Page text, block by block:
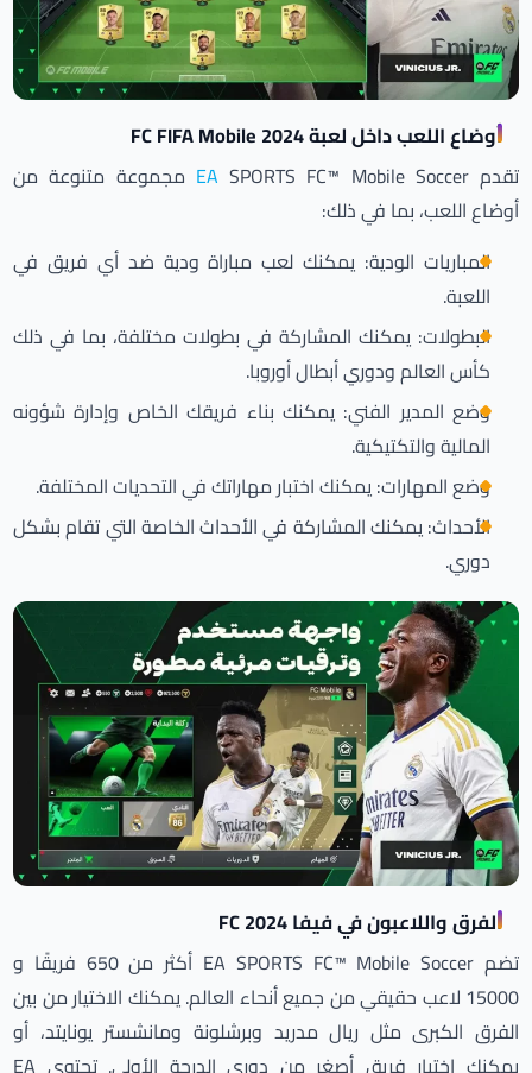
أوضاع اللعب داخل لعبة FC FIFA Mobile 2024
تقدم
EA SPORTS FC™ Mobile Soccer مجموعة متنوعة من
أوضاع اللعب، بما في ذلك:
المباريات الودية: يمكنك لعب مباراة ودية ضد أي فريق في
اللعبة.
البطولات: يمكنك المشاركة في بطولات مختلفة، بما في ذلك
كأس العالم ودوري أبطال أوروبا.
وضع المدير الفني: يمكنك بناء فريقك الخاص وإدارة شؤونه
المالية والتكتيكية.
وضع المهارات: يمكنك اختبار مهاراتك في التحديات المختلفة.
الأحداث: يمكنك المشاركة في الأحداث الخاصة التي تقام بشكل
دوري.
الفرق واللاعبون في فيفا 2024 FC
تضم EA SPORTS FC™ Mobile Soccer أكثر من 650 فريقًا و
15000 لاعب حقيقي من جميع أنحاء العالم. يمكنك الاختيار من بين
الفرق الكبرى مثل ريال مدريد وبرشلونة ومانشستر يونايتد، أو
يمكنك اختيار فريق أصغر من دوري الدرجة الأولى. تحتوي EA